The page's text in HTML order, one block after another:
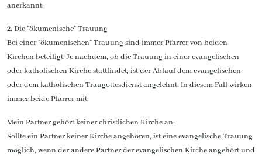
anerkannt.
2. Die "ökumenische" Trauung
Bei einer "ökumenischen" Trauung sind immer Pfarrer von beiden
Kirchen beteiligt. Je nachdem, ob die Trauung in einer evangelischen
oder katholischen Kirche stattfindet, ist der Ablauf dem evangelischen
oder dem katholischen Traugottesdienst angelehnt. In diesem Fall wirken
immer beide Pfarrer mit.
Mein Partner gehört keiner christlichen Kirche an.
Sollte ein Partner keiner Kirche angehören, ist eine evangelische Trauung
möglich, wenn der andere Partner der evangelischen Kirche angehört und